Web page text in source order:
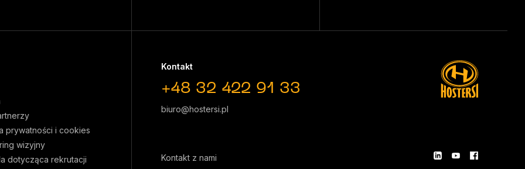
prywatności i cookies
wizyjny
dotycząca rekrutacji
Kontakt
+48 32 422 91 33
biuro@hostersi.pl
Kontakt z nami